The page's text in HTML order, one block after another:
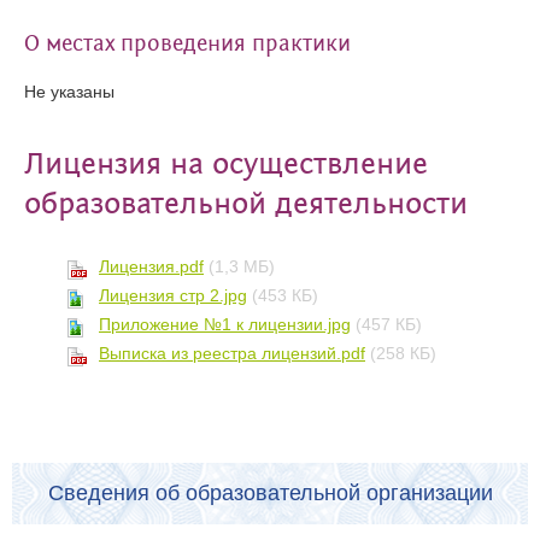
О местах проведения практики
Не указаны
Лицензия на осуществление
образовательной деятельности
Лицензия.pdf (1,3 МБ)
Лицензия стр 2.jpg (453 КБ)
Приложение №1 к лицензии.jpg (457 КБ)
Выписка из реестра лицензий.pdf (258 КБ)
Сведения об образовательной организации